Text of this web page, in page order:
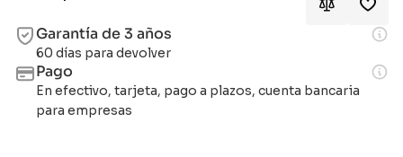
Garantía de 3 años
60 días para devolver
Pago
En efectivo, tarjeta, pago a plazos, cuenta bancaria
para empresas